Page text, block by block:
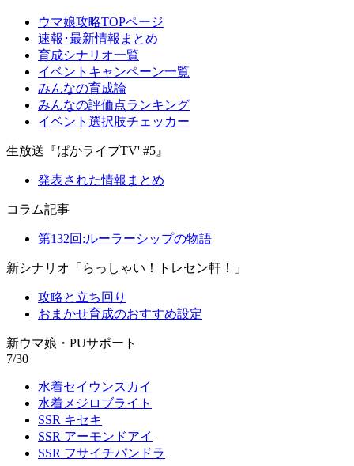
ウマ娘攻略TOPページ
速報･最新情報まとめ
育成シナリオ一覧
イベントキャンペーン一覧
みんなの育成論
みんなの評価点ランキング
イベント選択肢チェッカー
生放送『ぱかライブTV' #5』
発表された情報まとめ
コラム記事
第132回:ルーラーシップの物語
新シナリオ「らっしゃい！トレセン軒！」
攻略と立ち回り
おまかせ育成のおすすめ設定
新ウマ娘・PUサポート
7/30
水着セイウンスカイ
水着メジロブライト
SSR キセキ
SSR アーモンドアイ
SSR フサイチパンドラ